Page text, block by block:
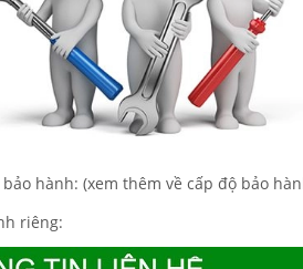
bảo hành: (xem thêm về cấp độ bảo
riêng: